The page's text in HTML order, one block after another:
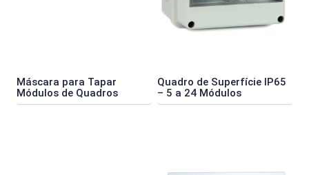
Máscara para Tapar
Módulos de Quadros
Quadro de Superfície IP65
– 5 a 24 Módulos